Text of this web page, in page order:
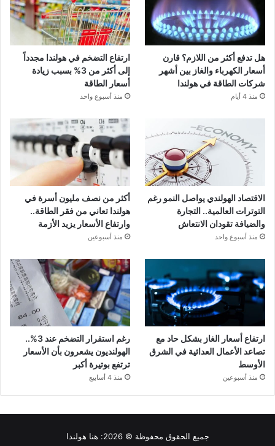
هل تدفع أكثر من اللازم؟ قارن
أسعار الكهرباء والغاز بين أشهر
شركات الطاقة في هولندا
منذ 4 أيام
ارتفاع التضخم في هولندا مجدداً
إلى أكثر من 3% بسبب زيادة
أسعار الطاقة
منذ أسبوع واحد
الاقتصاد الهولندي يواصل النمو رغم
التوترات العالمية.. التجارة
والضيافة تقودان الانتعاش
منذ أسبوع واحد
أكثر من نصف مليون أسرة في
هولندا تعاني من فقر الطاقة..
وارتفاع الأسعار يزيد الأزمة
منذ أسبوعين
ارتفاع أسعار الغاز بشكل حاد مع
تصاعد الأعمال العدائية في الشرق
الأوسط
منذ أسبوعين
رغم استقرار التضخم عند 3%..
الهولنديون يشعرون بأن الأسعار
ترتفع بوتيرة أكبر
منذ 4 أسابيع
جميع الحقوق محفوظة © 2026: هنا هولندا